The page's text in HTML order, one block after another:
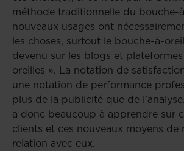
méthode traditionnelle du bouche-
nouveaux usages ont
les choses, surtout le bouche-à-
devenu sur les blogs et
oreilles ». La notation de
une notation de performance
plus de la publicité que de
a donc beaucoup à apprendre sur
clients et ces nouveaux moyens de
relation avec eux.